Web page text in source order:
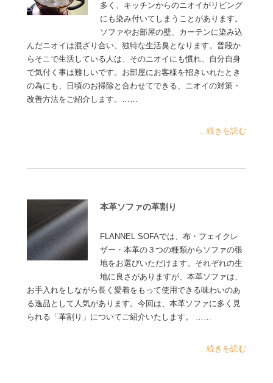
多く、キッチンからのニオイがリビング
にも染み付いてしまうことがあります。
ソファやお部屋の壁、カーテンに染み込
んだニオイは混ざり合い、独特な生活臭となります。普段か
らそこで生活している人は、そのニオイにも慣れ、自分自身
で気付く事は難しいです。お部屋にお客様を招きいれたとき
の為にも、日頃のお掃除と合わせてできる、ニオイの対策・
改善方法をご紹介します。……
...続きを読む
本革ソファの革割り
FLANNEL SOFAでは、布・フェイクレ
ザー・本革の３つの種類からソファの張
地をお選びいただけます。それぞれの生
地に良さがありますが、本革ソファは、
お手入れをしながら長く愛着をもって使用できる味わいのあ
る逸品として人気があります。今回は、本革ソファに多く見
られる「革割り」についてご紹介いたします。 ……
...続きを読む